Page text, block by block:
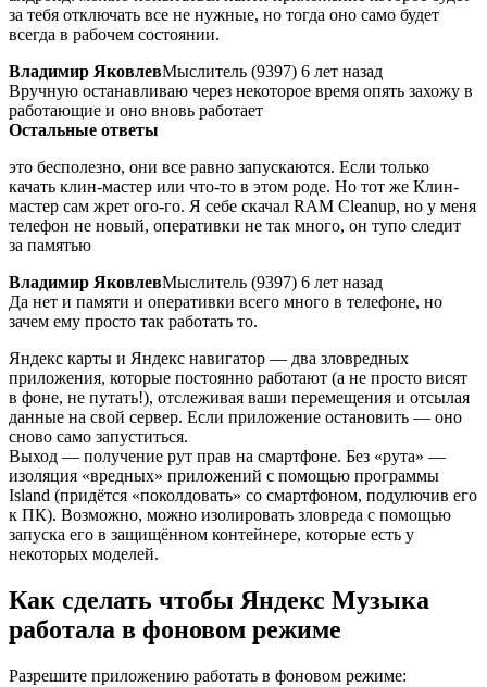
за тебя отключать все не нужные, но тогда оно само будет
всегда в рабочем состоянии.
Владимир ЯковлевМыслитель (9397) 6 лет назад
Вручную останавливаю через некоторое время опять захожу в
работающие и оно вновь работает
Остальные ответы
это бесполезно, они все равно запускаются. Если только
качать клин-мастер или что-то в этом роде. Но тот же Клин-
мастер сам жрет ого-го. Я себе скачал RAM Cleanup, но у меня
телефон не новый, оперативки не так много, он тупо следит
за памятью
Владимир ЯковлевМыслитель (9397) 6 лет назад
Да нет и памяти и оперативки всего много в телефоне, но
зачем ему просто так работать то.
Яндекс карты и Яндекс навигатор — два зловредных
приложения, которые постоянно работают (а не просто висят
в фоне, не путать!), отслеживая ваши перемещения и отсылая
данные на свой сервер. Если приложение остановить — оно
сново само запуститься.
Выход — получение рут прав на смартфоне. Без «рута» —
изоляция «вредных» приложений с помощью программы
Island (придётся «поколдовать» со смартфоном, подулючив его
к ПК). Возможно, можно изолировать зловреда с помощью
запуска его в защищённом контейнере, которые есть у
некоторых моделей.
Как сделать чтобы Яндекс Музыка
работала в фоновом режиме
Разрешите приложению работать в фоновом режиме: